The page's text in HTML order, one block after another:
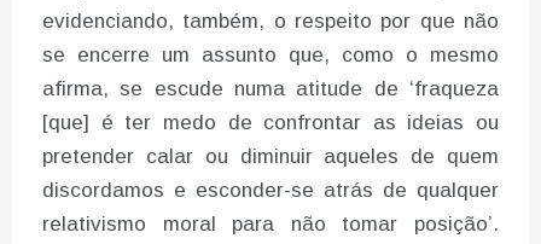
evidenciando, também, o respeito por que não
se encerre um assunto que, como o mesmo
afirma, se escude numa atitude de ‘fraqueza
[que] é ter medo de confrontar as ideias ou
pretender calar ou diminuir aqueles de quem
discordamos e esconder-se atrás de qualquer
relativismo moral para não tomar posição’.